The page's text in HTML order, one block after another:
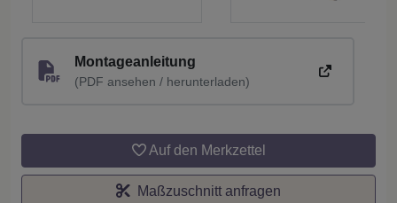
Montageanleitung
(PDF ansehen / herunterladen)
Auf den Merkzettel
Maßzuschnitt anfragen